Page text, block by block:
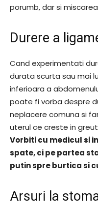
porumb, dar si
Durere a
Cand experimentati
durata scurta sau mai
inferioara a
poate fi vorba despre
neplacere comuna si
uterul ce creste in
Vorbiti cu medicul si
spate, ci pe partea
putin spre burtica si
Arsuri la